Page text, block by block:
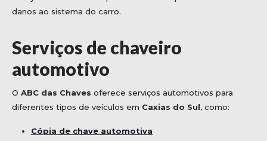
danos ao sistema do carro.
Serviços de chaveiro
automotivo
O ABC das Chaves oferece serviços automotivos para
diferentes tipos de veículos em Caxias do Sul, como:
Cópia de chave automotiva